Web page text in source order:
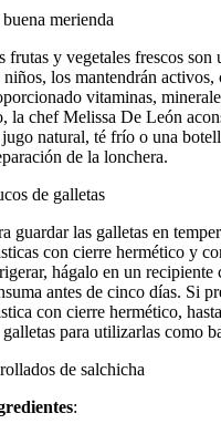
merienda
frutas y vegetales frescos
niños, los mantendrán activos,
vitaminas,
la chef Melissa De León
natural, té frío o una
de la lonchera.
de galletas
guardar las galletas en
con cierre hermético y
hágalo en un recipiente
antes de cinco días. Si
con cierre hermético,
galletas para utilizarlas como
de salchicha
: